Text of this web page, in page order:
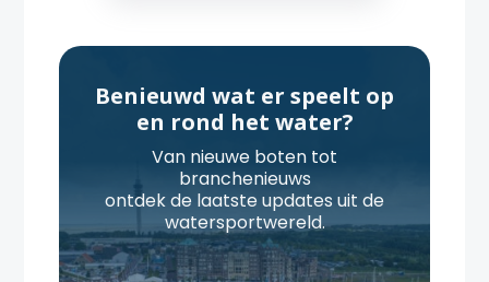
Benieuwd wat er speelt op
en rond het water?
Van nieuwe boten tot
branchenieuws
ontdek de laatste updates uit de
watersportwereld.